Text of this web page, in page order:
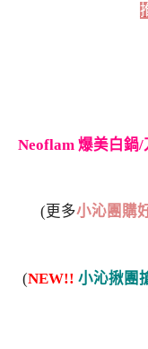
Neoflam 爆美白鍋
(更多小沁團購
(NEW!! 小沁揪團